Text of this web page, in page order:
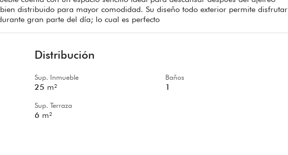
distribuido para mayor comodidad. Su diseño todo exterior permite disfrutar
gran parte del día; lo cual es perfecto
Distribución
Sup. Inmueble
25 m²
Sup. Terraza
6 m²
Baños
1